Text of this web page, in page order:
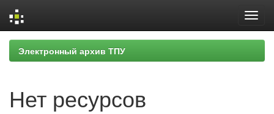
Skip
navigation
Электронный архив ТПУ
Нет ресурсов